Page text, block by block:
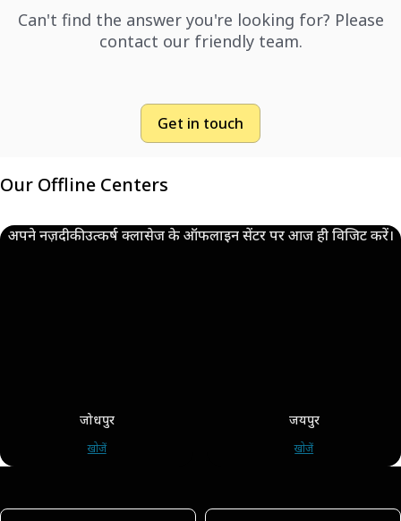
Can't find the answer you're looking for? Please
contact our friendly team.
Get in touch
Our Offline Centers
अपने नज़दीकी उत्कर्ष क्लासेज के ऑफलाइन सेंटर पर आज ही विजिट करें।
जोधपुर
खोजें
जयपुर
खोजें